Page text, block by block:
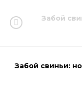
Забой
Забой свиньи: